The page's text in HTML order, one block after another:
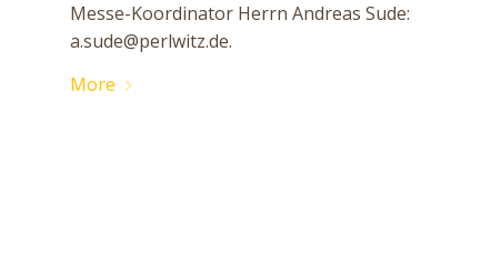
Messe-Koordinator Herrn Andreas Sude:
a.sude@perlwitz.de.
More